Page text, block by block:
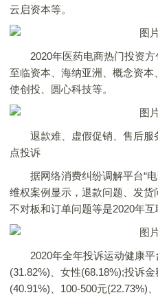
云启资本等。
2020年医药电商热门投资方
至临资本、海纳亚洲、概念资
使创投、圆心科技等。
退款难、虚假促销、售后服
点投诉
据网络消费纠纷调解平台“电
维权案例显示，退款问题、发
不对板和订单问题等是2020年互
2020年全年投诉运动健康平
(31.82%)、女性(68.18%);投诉
(40.91%)、100-500元(22.73%)